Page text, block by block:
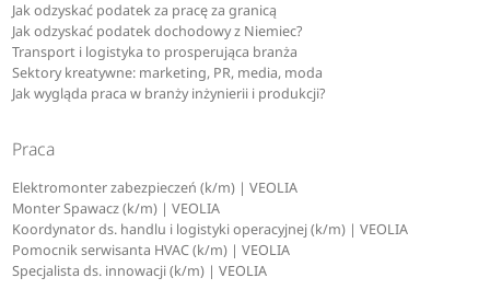
Jak odzyskać podatek za pracę za granicą
Jak odzyskać podatek dochodowy z Niemiec?
Transport i logistyka to prosperująca branża
Sektory kreatywne: marketing, PR, media, moda
Jak wygląda praca w branży inżynierii i produkcji?
Praca
Elektromonter zabezpieczeń (k/m) | VEOLIA
Monter Spawacz (k/m) | VEOLIA
Koordynator ds. handlu i logistyki operacyjnej (k/m) | VEOLIA
Pomocnik serwisanta HVAC (k/m) | VEOLIA
Specjalista ds. innowacji (k/m) | VEOLIA